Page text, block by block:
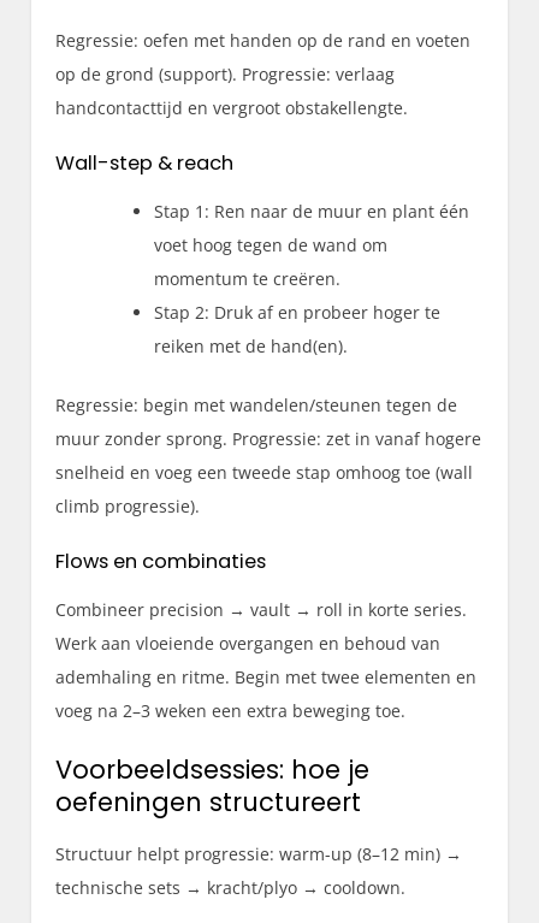
Regressie: oefen met handen op de rand en voeten
op de grond (support). Progressie: verlaag
handcontacttijd en vergroot obstakellengte.
Wall-step & reach
Stap 1: Ren naar de muur en plant één
voet hoog tegen de wand om
momentum te creëren.
Stap 2: Druk af en probeer hoger te
reiken met de hand(en).
Regressie: begin met wandelen/steunen tegen de
muur zonder sprong. Progressie: zet in vanaf hogere
snelheid en voeg een tweede stap omhoog toe (wall
climb progressie).
Flows en combinaties
Combineer precision → vault → roll in korte series.
Werk aan vloeiende overgangen en behoud van
ademhaling en ritme. Begin met twee elementen en
voeg na 2–3 weken een extra beweging toe.
Voorbeeldsessies: hoe je
oefeningen structureert
Structuur helpt progressie: warm-up (8–12 min) →
technische sets → kracht/plyo → cooldown.